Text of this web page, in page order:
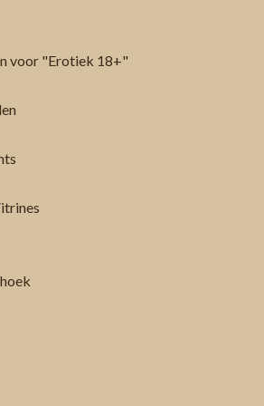
voor "Erotiek 18+"